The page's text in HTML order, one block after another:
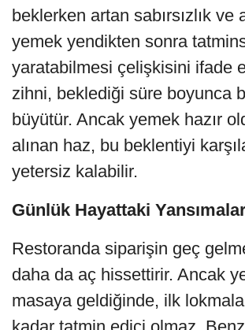
beklerken artan sabırsızlık ve
yemek yendikten sonra
yaratabilmesi çelişkisini ifade
zihni, beklediği süre boyunca
büyütür. Ancak yemek hazır
alınan haz, bu beklentiyi
yetersiz kalabilir.
Günlük Hayattaki
Restoranda siparişin geç
daha da aç hissettirir. Ancak
masaya geldiğinde, ilk